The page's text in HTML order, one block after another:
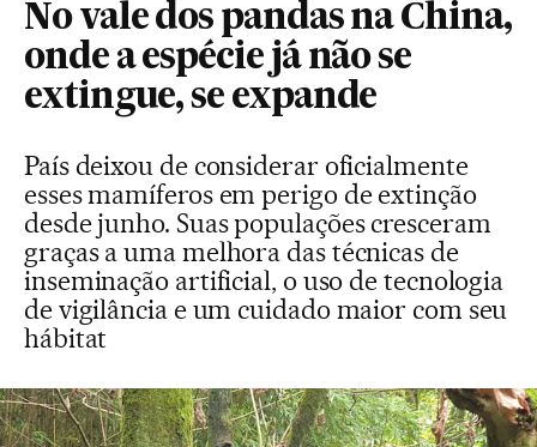
No vale dos pandas na China,
onde a espécie já não se
extingue, se expande
País deixou de considerar oficialmente
esses mamíferos em perigo de extinção
desde junho. Suas populações cresceram
graças a uma melhora das técnicas de
inseminação artificial, o uso de tecnologia
de vigilância e um cuidado maior com seu
hábitat